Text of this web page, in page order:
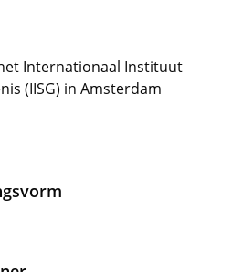
Internationaal Instituut
(IISG) in Amsterdam